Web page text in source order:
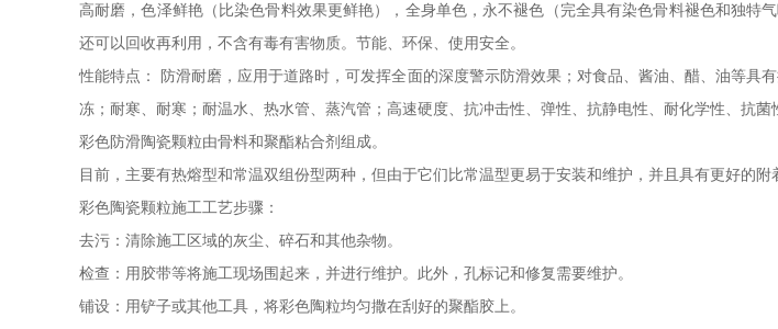
高耐磨，色泽鲜艳（比染色骨料效果更鲜艳），全身单色，永不褪色（完全具有染色骨料褪色和独特
还可以回收再利用，不含有毒有害物质。节能、环保、使用安全。
性能特点： 防滑耐磨，应用于道路时，可发挥全面的深度警示防滑效果；对食品、酱油、醋、油等
冻；耐寒、耐寒；耐温水、热水管、蒸汽管；高速硬度、抗冲击性、弹性、抗静电性、耐化学性、抗菌
彩色防滑陶瓷颗粒由骨料和聚酯粘合剂组成。
目前，主要有热熔型和常温双组份型两种，但由于它们比常温型更易于安装和维护，并且具有更好的
彩色陶瓷颗粒施工工艺步骤：
去污：清除施工区域的灰尘、碎石和其他杂物。
检查：用胶带等将施工现场围起来，并进行维护。此外，孔标记和修复需要维护。
铺设：用铲子或其他工具，将彩色陶粒均匀撒在刮好的聚酯胶上。